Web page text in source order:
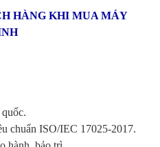
HÀNG KHI MUA MÁY
chuẩn ISO/IEC 17025-2017.